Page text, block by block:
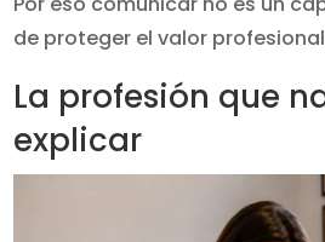
de proteger el valor
La profesión que
explicar